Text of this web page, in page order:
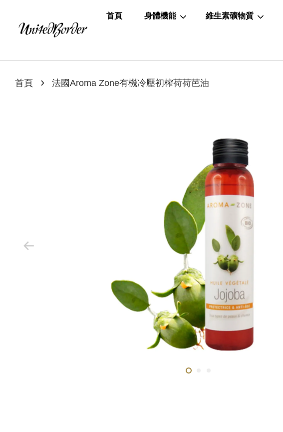
首頁 身體機能 維生素礦物質
首頁 › 法國Aroma Zone有機冷壓初榨荷荷芭油